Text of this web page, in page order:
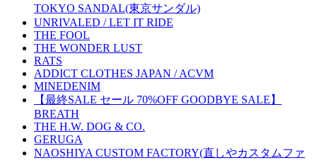
TOKYO SANDAL(東京サンダル)
UNRIVALED / LET IT RIDE
THE FOOL
THE WONDER LUST
RATS
ADDICT CLOTHES JAPAN / ACVM
MINEDENIM
【最終SALE セール 70%OFF GOODBYE SALE】
BREATH
THE H.W. DOG & CO.
GERUGA
NAOSHIYA CUSTOM FACTORY(直しやカスタムファ